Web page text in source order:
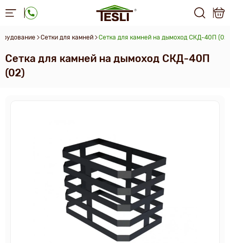
Сетки для камней Сетка для камней на дымоход СКД-40П (02)
Сетка для камней на дымоход СКД-40П
(02)